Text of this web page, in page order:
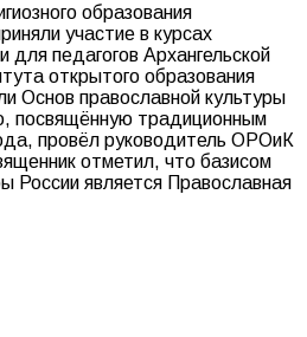
образования
участие в курсах
педагогов Архангельской
открытого образования
Основ православной культуры
посвящённую традиционным
провёл руководитель ОРОиК
отметил, что базисом
России является Православная